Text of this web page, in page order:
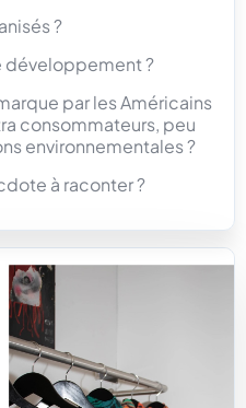
?
développement ?
par les Américains
consommateurs, peu
environnementales ?
à raconter ?